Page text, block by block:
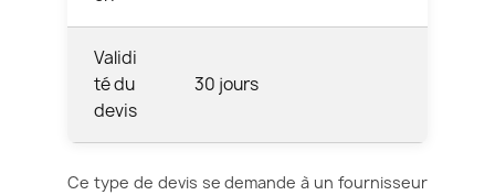
Validi
té du
devis
30 jours
Ce type de devis se demande à un fournisseur